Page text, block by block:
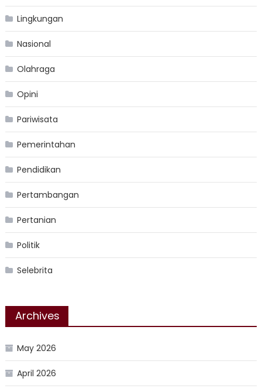
Lingkungan
Nasional
Olahraga
Opini
Pariwisata
Pemerintahan
Pendidikan
Pertambangan
Pertanian
Politik
Selebrita
Archives
May 2026
April 2026